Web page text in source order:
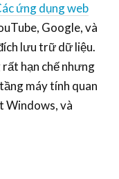
ứng dụng web
Google, và
lưu trữ dữ liệu.
rất hạn chế nhưng
máy tính quan
Windows, và